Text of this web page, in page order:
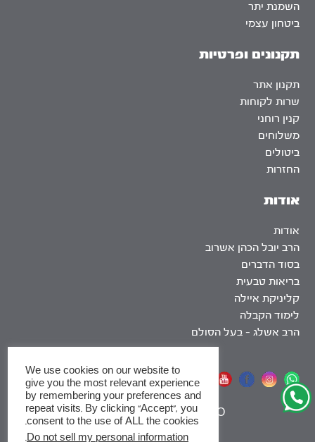
אודות
אודות
הרב יובל הכהן אשרוב
בסוד הדברים
בריאות טבעית
קליניקת איילה
לימוד הקבלה
הרב אשלג – בעל הסולם
השמנת יתר
ביטחון עצמי
תקנונים ופרטיות
תקנון אתר
שרות לקוחות
קנין רוחני
משלוחים
ביטולים
החזרות
אתר שומר שבת
SEO
|
We use cookies on our website to
give you the most relevant experience
by remembering your preferences and
repeat visits. By clicking “Accept”, you
consent to the use of ALL the cookies.
Do not sell my personal information